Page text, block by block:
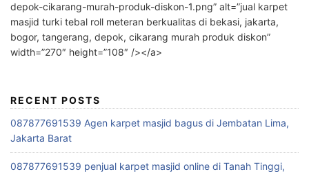
depok-cikarang-murah-produk-diskon-1.png” alt=”jual karpet
masjid turki tebal roll meteran berkualitas di bekasi, jakarta,
bogor, tangerang, depok, cikarang murah produk diskon”
width=”270″ height=”108″ /></a>
RECENT POSTS
087877691539 Agen karpet masjid bagus di Jembatan Lima,
Jakarta Barat
087877691539 penjual karpet masjid online di Tanah Tinggi,